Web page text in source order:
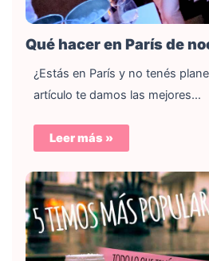
Qué hacer en París de
¿Estás en París y no tenés
artículo te damos las mejores…
Leer más »